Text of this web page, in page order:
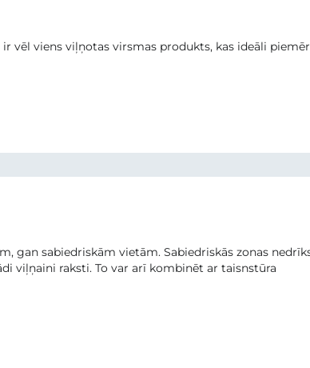
ir vēl viens viļņotas virsmas produkts, kas ideāli
gan sabiedriskām vietām. Sabiedriskās zonas
viļņaini raksti. To var arī kombinēt ar taisnstūra